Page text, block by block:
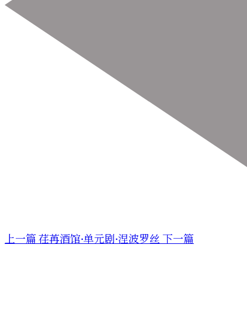
上一篇 荏苒酒馆·单元剧·涅波罗丝下一篇